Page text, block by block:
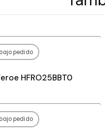
pedido
HFRO25BBT0
pedido